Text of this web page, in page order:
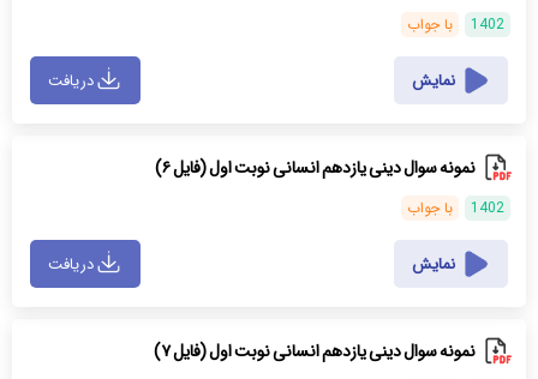
1402 با جواب
نمایش دریافت
نمونه سوال دینی یازدهم انسانی نوبت اول (فایل ۶)
1402 با جواب
نمایش دریافت
نمونه سوال دینی یازدهم انسانی نوبت اول (فایل ۷)